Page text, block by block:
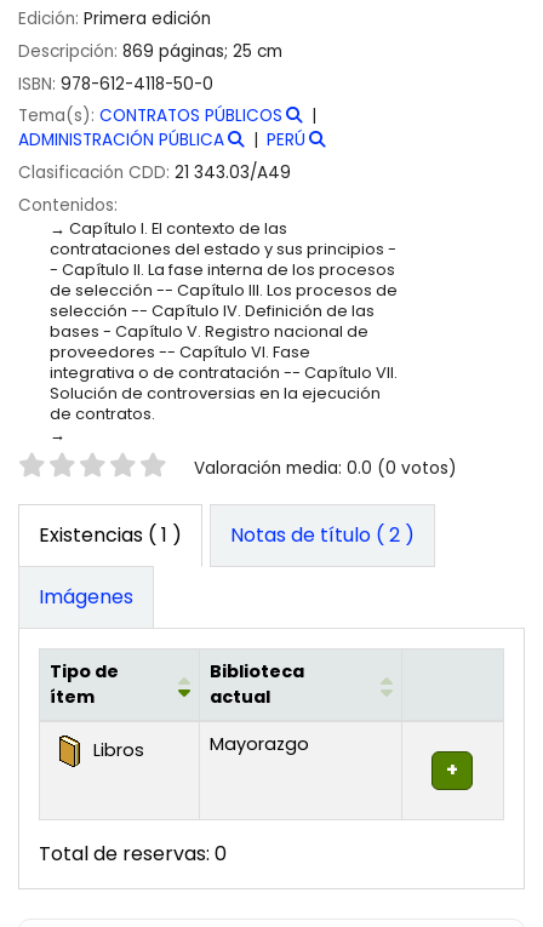
Edición: Primera edición
Descripción: 869 páginas; 25 cm
ISBN: 978-612-4118-50-0
Tema(s): CONTRATOS PÚBLICOS
ADMINISTRACIÓN PÚBLICA
PERÚ
Clasificación CDD: 21 343.03/A49
Contenidos:
Capítulo I. El contexto de las
contrataciones del estado y sus principios -
- Capítulo II. La fase interna de los procesos
de selección -- Capítulo III. Los procesos de
selección -- Capítulo IV. Definición de las
bases - Capítulo V. Registro nacional de
proveedores -- Capítulo VI. Fase
integrativa o de contratación -- Capítulo VII.
Solución de controversias en la ejecución
de contratos.
Valoración Valoración media: 0.0 (0 votos)
Existencias ( 1 ) Notas de título ( 2 )
Imágenes
Existencias
Tipo de
ítem
Biblioteca
actual
Libros Mayorazgo
Total de reservas: 0